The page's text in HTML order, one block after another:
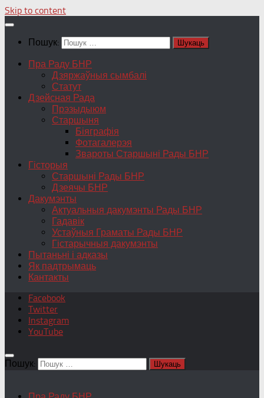
Skip to content
Пошук:
Пра Раду БНР
Дзяржаўныя сымбалі
Статут
Дзейсная Рада
Прэзыдыюм
Старшыня
Біяграфія
Фотагалерэя
Звароты Старшыні Рады БНР
Гісторыя
Старшыні Рады БНР
Дзеячы БНР
Дакумэнты
Актуальныя дакумэнты Рады БНР
Гадавік
Устаўныя Граматы Рады БНР
Гістарычныя дакумэнты
Пытаньні і адказы
Як падтрымаць
Кантакты
Facebook
Twitter
Instagram
YouTube
Пошук: